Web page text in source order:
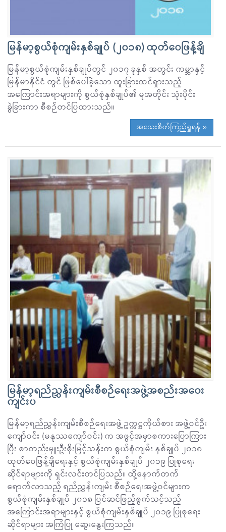
မြန်မာ့စွယ်စုံကျမ်းနှစ်ချုပ် (၂၀၁၈) ထုတ်ဝေဖြန့်ချိ
မြန်မာ့စွယ်စုံကျမ်းနှစ်ချုပ်တွင် ၂၀၁၇ ခုနှစ် အတွင်း ကမ္ဘာနှင့်
မြန်မာနိုင်ငံ တွင် ဖြစ်ပေါ်ခဲ့သော ထူးခြားထင်ရှားသည့်
အကြောင်းအရာများကို စွယ်စုံနှစ်ချုပ်၏ မူအတိုင်း သုံးပိုင်း
ခွဲခြားကာ စီစဉ်တင်ပြထားသည်။
အသေးစိတ်ကြည့်ရှုရန် »
မြန်မာ့ရည်ညွှန်းကျမ်းစီစဉ်ရေးအဖွဲ့အစည်းအဝေး
ကျင်းပ
မြန်မာ့ရည်ညွှန်းကျမ်းစီစဉ်ရေးအဖွဲ့ ဥက္ကဋ္ဌကိုယ်စား အဖွဲ့ဝင်ဦး
ကျော်ဝင်း (မနုဿကျော်ဝင်း) က အဖွင့်အမှာစကားပြောကြား
ပြီး စာတည်းမှူးဦးစိုးမြင့်သန်းက စွယ်စုံကျမ်း နှစ်ချုပ် ၂၀၁၈
ထုတ်ဝေဖြန့်ချိရေးနှင့် စွယ်စုံကျမ်းနှစ်ချုပ် ၂၀၁၉ ပြုစုရေး
ဆိုင်ရာများကို ရှင်းလင်းတင်ပြသည်။ ထို့နောက်တက်
ရောက်လာသည့် ရည်ညွှန်းကျမ်း စီစဉ်ရေးအဖွဲ့ဝင်များက
စွယ်စုံကျမ်းနှစ်ချုပ် ၂၀၁၈ ပြင်ဆင်ဖြည့်စွက်သင့်သည့်
အကြောင်းအရာများနှင့် စွယ်စုံကျမ်းနှစ်ချုပ် ၂၀၁၉ ပြုစုရေး
ဆိုင်ရာများ အကြံပြု ဆွေးနွေးကြသည်။